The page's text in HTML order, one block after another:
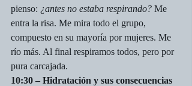
pienso: ¿antes no estaba respirando? Me
entra la risa. Me mira todo el grupo,
compuesto en su mayoría por mujeres. Me
río más. Al final respiramos todos, pero por
pura carcajada.
10:30 – Hidratación y sus consecuencias